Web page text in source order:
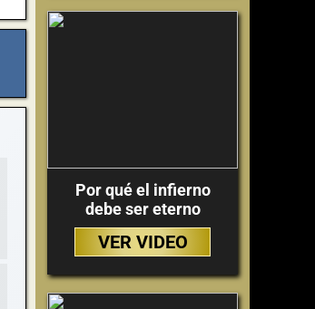
Por qué el infierno
debe ser eterno
VER VIDEO